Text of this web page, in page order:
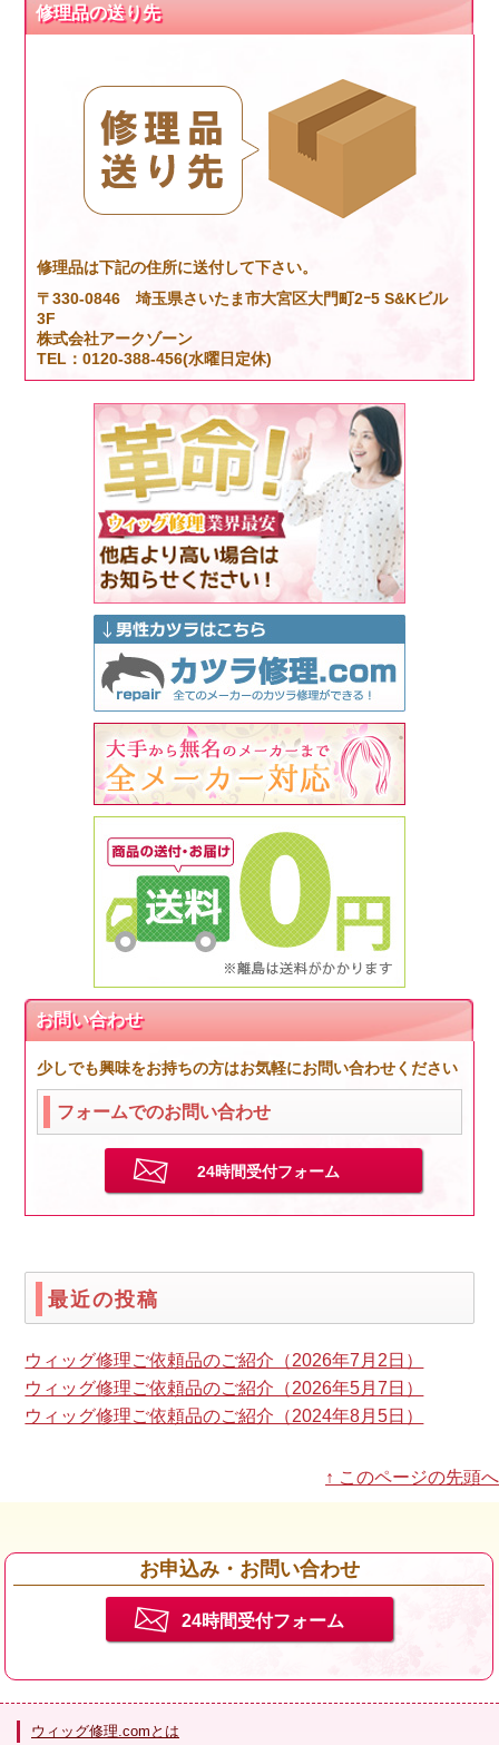
修理品の送り先
修理品は下記の住所に送付して下さい。
〒330-0846 埼玉県さいたま市大宮区大門町2ｰ5 S&Kビル
3F
株式会社アークゾーン
TEL：0120-388-456(水曜日定休)
お問い合わせ
少しでも興味をお持ちの方はお気軽にお問い合わせください
フォームでのお問い合わせ
24時間受付フォーム
最近の投稿
ウィッグ修理ご依頼品のご紹介（2026年7月2日）
ウィッグ修理ご依頼品のご紹介（2026年5月7日）
ウィッグ修理ご依頼品のご紹介（2024年8月5日）
↑ このページの先頭へ
お申込み・お問い合わせ
24時間受付フォーム
ウィッグ修理.comとは